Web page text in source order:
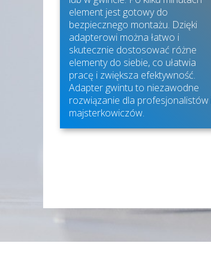
element jest gotowy do
bezpiecznego montażu. Dzięki
adapterowi można łatwo i
skutecznie dostosować różne
elementy do siebie, co ułatwia
pracę i zwiększa efektywność.
Adapter gwintu to niezawodne
rozwiązanie dla profesjonalistów
majsterkowiczów.